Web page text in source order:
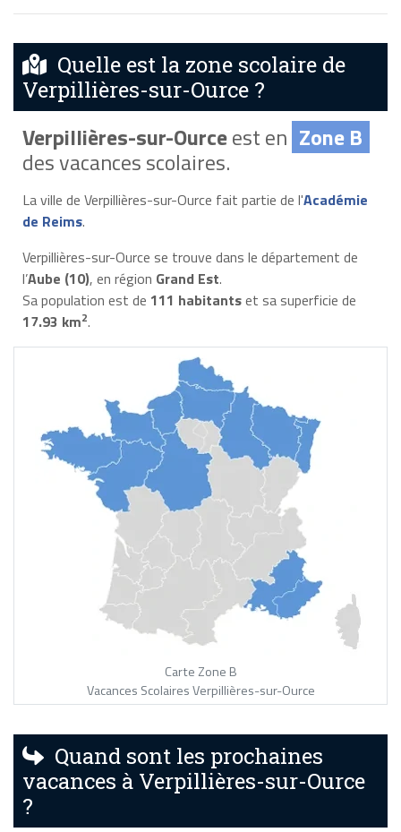
Quelle est la zone scolaire de
Verpillières-sur-Ource ?
Verpillières-sur-Ourceest en Zone B
des vacances scolaires.
La ville de Verpillières-sur-Ource fait partie de l'Académie
de Reims.
Verpillières-sur-Ource se trouve dans le département de
l’Aube (10), en région Grand Est.
Sa population est de 111 habitantset sa superficie de
17.93 km2.
Carte Zone B
Vacances Scolaires Verpillières-sur-Ource
Quand sont les prochaines
vacances à Verpillières-sur-Ource
?